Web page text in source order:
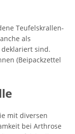
Teufelskrallen-
als
sind.
(Beipackzettel
mit diversen
bei Arthrose